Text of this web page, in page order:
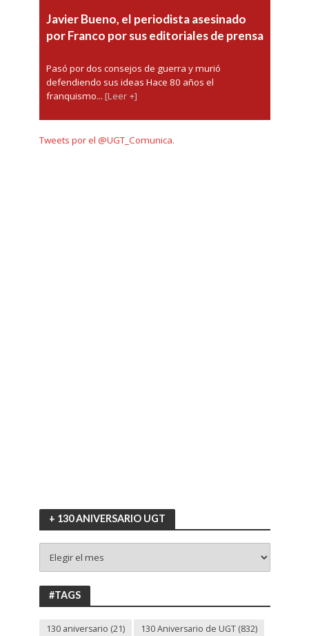
Javier Bueno, el periodista asesinado
por Franco por sus editoriales de prensa
Pasó por dos consejos de guerra y murió
defendiendo sus ideas Hace 80 años el
franquismo... [Leer +]
Tweets por el @UGT_Comunica.
+ 130 ANIVERSARIO UGT
130
ANIVERSARIO
UGT
#TAGS
130 aniversario (21) 130 Aniversario de UGT(832)